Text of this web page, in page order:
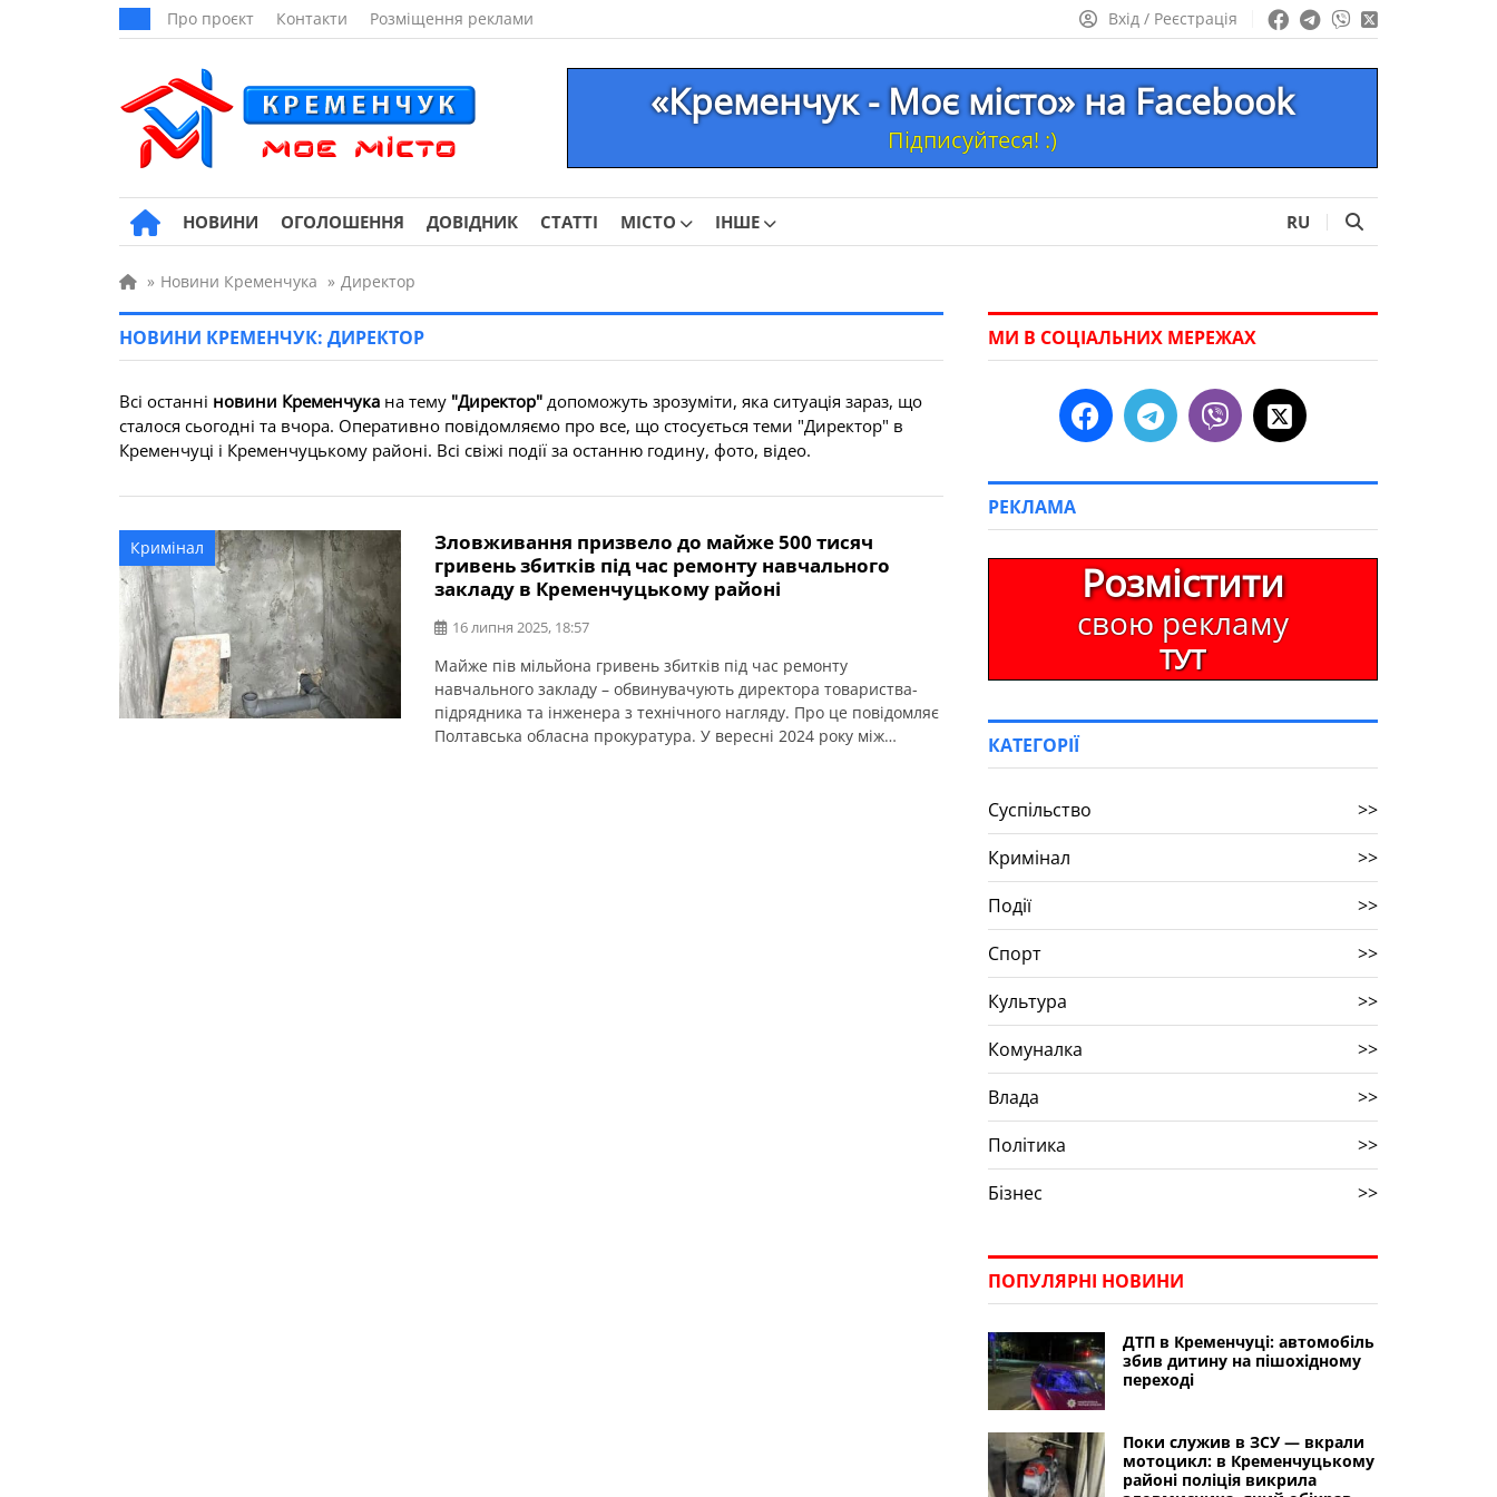
Про проєкт Контакти Розміщення реклами Вхід / Реєстрація
«Кременчук - Моє місто» на Facebook
Підписуйтеся! :)
НОВИНИ ОГОЛОШЕННЯ ДОВІДНИК СТАТТІ МІСТО ІНШЕ RU
» Новини Кременчука » Директор
НОВИНИ КРЕМЕНЧУК: ДИРЕКТОР
Всі останні новини Кременчука на тему "Директор" допоможуть зрозуміти, яка ситуація зараз, що
сталося сьогодні та вчора. Оперативно повідомляємо про все, що стосується теми "Директор" в
Кременчуці і Кременчуцькому районі. Всі свіжі події за останню годину, фото, відео.
Кримінал
Зловживання призвело до майже 500 тисяч
гривень збитків під час ремонту навчального
закладу в Кременчуцькому районі
16 липня 2025, 18:57
Майже пів мільйона гривень збитків під час ремонту
навчального закладу – обвинувачують директора товариства-
підрядника та інженера з технічного нагляду. Про це повідомляє
Полтавська обласна прокуратура. У вересні 2024 року між
МИ В СОЦІАЛЬНИХ МЕРЕЖАХ
РЕКЛАМА
Розмістити
свою рекламу
ТУТ
КАТЕГОРІЇ
Суспільство
>>
Кримінал
>>
Події
>>
Спорт
>>
Культура
>>
Комуналка
>>
Влада
>>
Політика
>>
Бізнес
>>
ПОПУЛЯРНІ НОВИНИ
ДТП в Кременчуці: автомобіль
збив дитину на пішохідному
переході
Поки служив в ЗСУ — вкрали
мотоцикл: в Кременчуцькому
районі поліція викрила